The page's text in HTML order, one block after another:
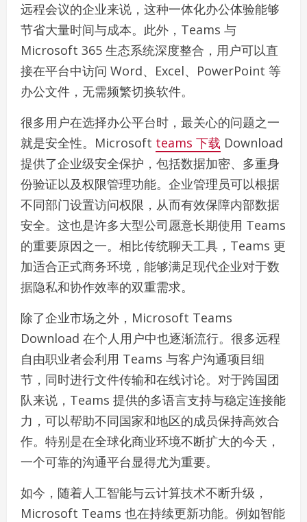
远程会议的企业来说，这种一体化办公体验能够
节省大量时间与成本。此外，Teams 与
Microsoft 365 生态系统深度整合，用户可以直
接在平台中访问 Word、Excel、PowerPoint 等
办公文件，无需频繁切换软件。
很多用户在选择办公平台时，最关心的问题之一
就是安全性。Microsoft teams 下载 Download
提供了企业级安全保护，包括数据加密、多重身
份验证以及权限管理功能。企业管理员可以根据
不同部门设置访问权限，从而有效保障内部数据
安全。这也是许多大型公司愿意长期使用 Teams
的重要原因之一。相比传统聊天工具，Teams 更
加适合正式商务环境，能够满足现代企业对于数
据隐私和协作效率的双重需求。
除了企业市场之外，Microsoft Teams
Download 在个人用户中也逐渐流行。很多远程
自由职业者会利用 Teams 与客户沟通项目细
节，同时进行文件传输和在线讨论。对于跨国团
队来说，Teams 提供的多语言支持与稳定连接能
力，可以帮助不同国家和地区的成员保持高效合
作。特别是在全球化商业环境不断扩大的今天，
一个可靠的沟通平台显得尤为重要。
如今，随着人工智能与云计算技术不断升级，
Microsoft Teams 也在持续更新功能。例如智能